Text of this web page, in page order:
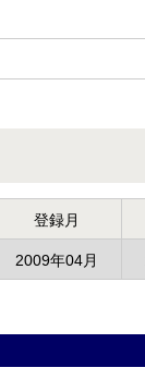
登録月
2009年04月